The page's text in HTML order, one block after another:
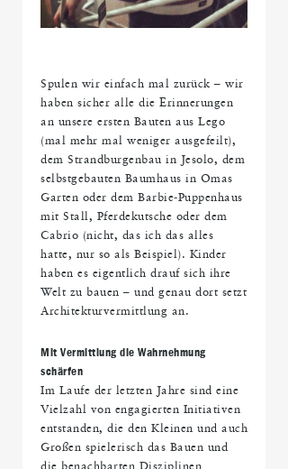
Spulen wir einfach mal zurück – wir
haben sicher alle die Erinnerungen
an unsere ersten Bauten aus Lego
(mal mehr mal weniger ausgefeilt),
dem Strandburgenbau in Jesolo, dem
selbstgebauten Baumhaus in Omas
Garten oder dem Barbie-Puppenhaus
mit Stall, Pferdekutsche oder dem
Cabrio (nicht, das ich das alles
hatte, nur so als Beispiel). Kinder
haben es eigentlich drauf sich ihre
Welt zu bauen – und genau dort setzt
Architekturvermittlung an.
Mit Vermittlung die Wahrnehmung
schärfen
Im Laufe der letzten Jahre sind eine
Vielzahl von engagierten Initiativen
entstanden, die den Kleinen und auch
Großen spielerisch das Bauen und